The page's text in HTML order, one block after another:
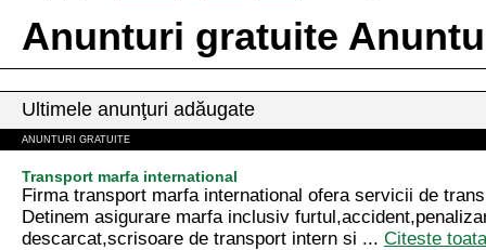
Anunturi gratuite
Ultimele anunţuri adăugate
ANUNTURI GRATUITE
Transport marfa international
Firma transport marfa international ofera servicii de
Detinem asigurare marfa inclusiv
descarcat,scrisoare de transport intern si ... Citeste